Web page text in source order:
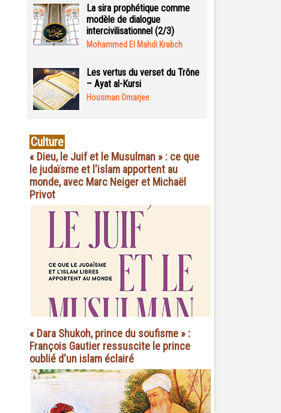
La sira prophétique comme
modèle de dialogue
intercivilisationnel (2/3)
Mohammed El Mahdi Krabch
Les vertus du verset du Trône
– Ayat al-Kursi
Housman Omarjee
Culture
« Dieu, le Juif et le Musulman » : ce que
le judaïsme et l'islam apportent au
monde, avec Marc Neiger et Michaël
Privot
« Dara Shukoh, prince du soufisme » :
François Gautier ressuscite le prince
oublié d'un islam éclairé